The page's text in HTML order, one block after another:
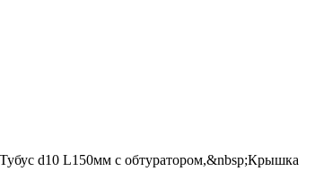
d10 L150мм с обтуратором,&nbsp;Крышка